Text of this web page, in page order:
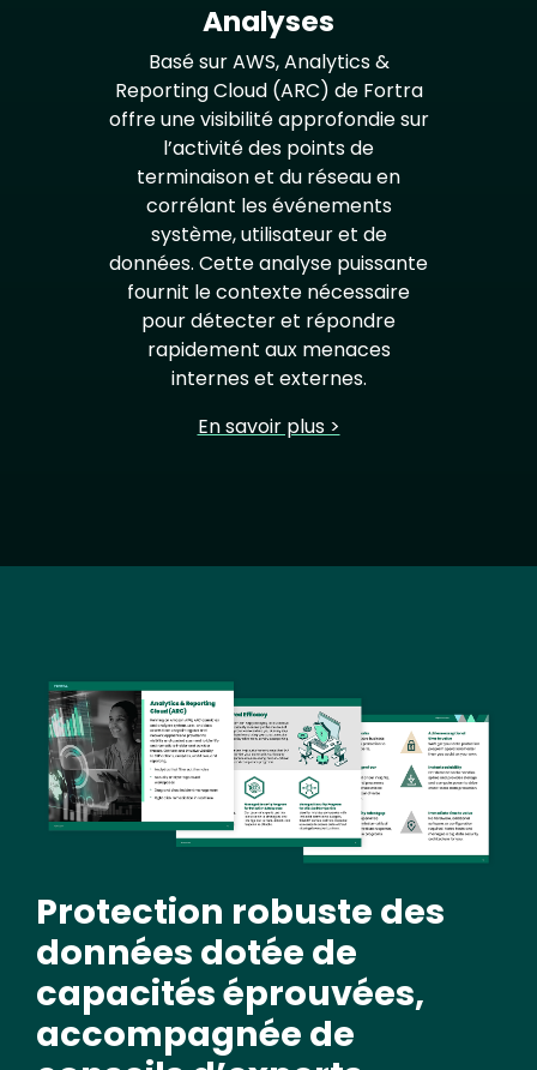
Analyses
Basé sur AWS, Analytics &
Reporting Cloud (ARC) de Fortra
offre une visibilité approfondie sur
l’activité des points de
terminaison et du réseau en
corrélant les événements
système, utilisateur et de
données. Cette analyse puissante
fournit le contexte nécessaire
pour détecter et répondre
rapidement aux menaces
internes et externes.
En savoir plus >
Image
Protection robuste des
données dotée de
capacités éprouvées,
accompagnée de